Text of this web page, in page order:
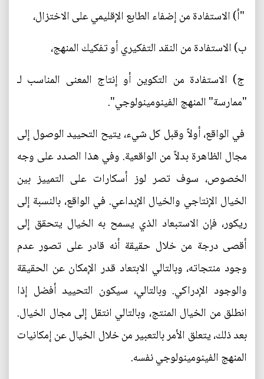
"أ) الاستفادة من إضفاء الطابع الإقليمي على الاختزال،
ب) الاستفادة من النقد التفكيري أو تفكيك المنهج،
ج) الاستفادة من التكوين أو إنتاج المعنى المناسب لـ
"ممارسة" المنهج الفينومينولوجي".
في الواقع، أولاً وقبل كل شيء، يتيح التحييد الوصول إلى
مجال الظاهرة بدلاً من الواقعية. وفي هذا الصدد على وجه
الخصوص، سوف تصر لوز أسكارات على التمييز بين
الخيال الإنتاجي والخيال الإبداعي. في الواقع، بالنسبة إلى
ريكور، فإن الاستبعاد الذي يسمح به الخيال يتحقق إلى
أقصى درجة من خلال حقيقة أنه قادر على تصور عدم
وجود منتجاته، وبالتالي الابتعاد قدر الإمكان عن الحقيقة
والوجود الإدراكي. وبالتالي، سيكون التحييد أفضل إذا
انطلق من الخيال المنتج، وبالتالي انتقل إلى مجال الخيال.
بعد ذلك، يتعلق الأمر بالتعبير من خلال الخيال عن إمكانيات
المنهج الفينومينولوجي نفسه.